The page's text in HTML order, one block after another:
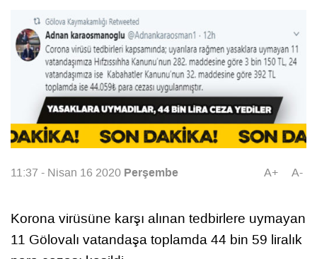
11:37 - Nisan 16 2020 Perşembe A+ A-
Korona virüsüne karşı alınan tedbirlere uymayan
11 Gölovalı vatandaşa toplamda 44 bin 59 liralık